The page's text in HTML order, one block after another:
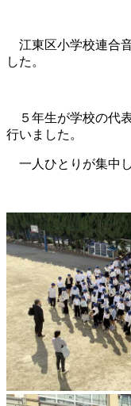
江東区小学校連合
した。
５年生が学校の代
行いました。
一人ひとりが集中